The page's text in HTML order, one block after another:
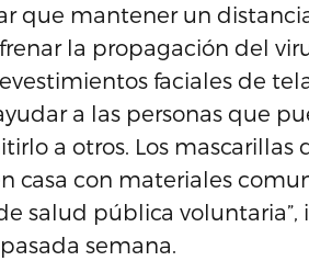
que mantener un
la propagación del
faciales de
a las personas que
a otros. Los
casa con materiales
salud pública
semana.